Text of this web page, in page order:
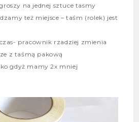
na jednej sztuce tasmy
też miejsce – taśm (rolek) jest
pracownik rzadziej zmienia
z taśmą pakową
gdyż mamy 2x mniej